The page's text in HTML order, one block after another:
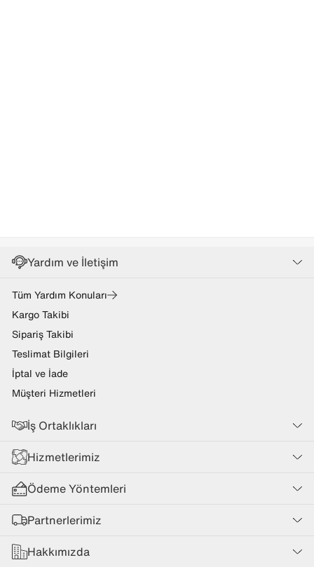
Yardım ve İletişim
Tüm Yardım Konuları
Kargo Takibi
Sipariş Takibi
Teslimat Bilgileri
İptal ve İade
Müşteri Hizmetleri
İş Ortaklıkları
Hizmetlerimiz
Ödeme Yöntemleri
Partnerlerimiz
Hakkımızda